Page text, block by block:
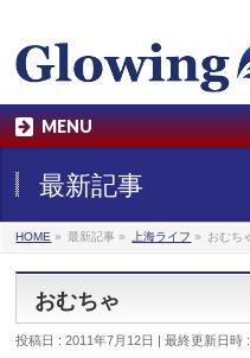
MENU
最新記事
HOME » 最新記事 » 上海ライフ » おむち
おむちゃ
投稿日 : 2011年7月12日 最終更新日時